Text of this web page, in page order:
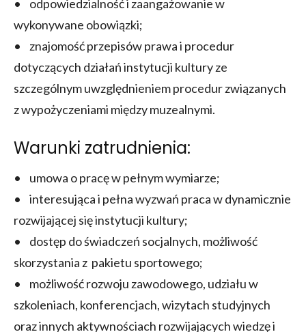
• odpowiedzialność i zaangażowanie w
wykonywane obowiązki;
• znajomość przepisów prawa i procedur
dotyczących działań instytucji kultury ze
szczególnym uwzględnieniem procedur związanych
z wypożyczeniami między muzealnymi.
Warunki zatrudnienia:
• umowa o pracę w pełnym wymiarze;
• interesująca i pełna wyzwań praca w dynamicznie
rozwijającej się instytucji kultury;
• dostęp do świadczeń socjalnych, możliwość
skorzystania z pakietu sportowego;
• możliwość rozwoju zawodowego, udziału w
szkoleniach, konferencjach, wizytach studyjnych
oraz innych aktywnościach rozwijających wiedzę i